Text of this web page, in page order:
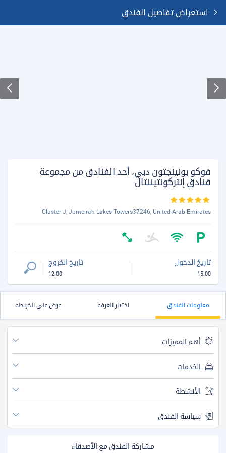
استعراض تفاصيل الفندق
فوكو بونينجتون دبي، أحد الفنادق من مجموعة
فنادق إنتركونتيننتال
Cluster J, Jumeirah Lakes Towers37246, United Arab Emirates
تاريخ الدخول
15:00
تاريخ الخروج
12:00
معلومات الفندق اختيار الغرفة عرض على الخريطة
أهم المميزات
الخدمات
الأنشطة
سياسة الفندق
مشاركة الفندق مع الأصدقاء